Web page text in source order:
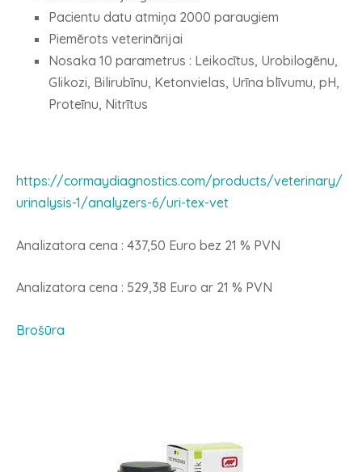
Pacientu datu atmiņa 2000 paraugiem
Piemērots veterinārijai
Nosaka 10 parametrus : Leikocītus, Urobilogēnu,
Glikozi, Bilirubīnu, Ketonvielas, Urīna blīvumu, pH,
Proteīnu, Nitrītus
https://cormaydiagnostics.com/products/veterinary/
urinalysis-1/analyzers-6/uri-tex-vet
Analizatora cena : 437,50 Euro bez 21 % PVN
Analizatora cena : 529,38 Euro ar 21 % PVN
Brošūra